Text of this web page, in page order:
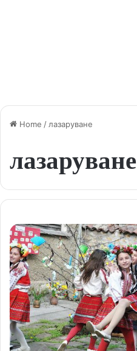
Home / лазаруване
лазаруване